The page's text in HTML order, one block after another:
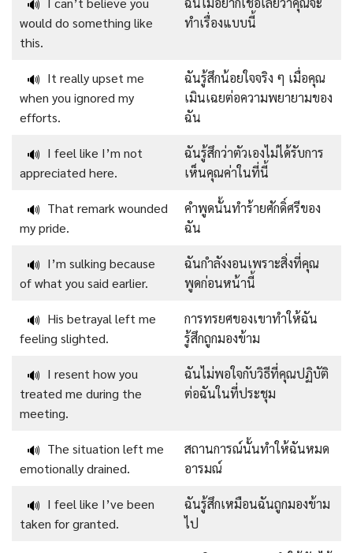
🔊
would do something like
this.
ทำเรื่องแบบนี้
🔊 It really upset me
when you ignored my
efforts.
ฉันรู้สึกน้อยใจจริง ๆ เมื่อคุณ
เมินเฉยต่อความพยายามของ
ฉัน
🔊 I feel like I’m not
appreciated here.
ฉันรู้สึกว่าตัวเองไม่ได้รับการ
เห็นคุณค่าในที่นี้
🔊 That remark wounded
my pride.
คำพูดนั้นทำร้ายศักดิ์ศรีของ
ฉัน
🔊 I’m sulking because
of what you said earlier.
ฉันกำลังงอนเพราะสิ่งที่คุณ
พูดก่อนหน้านี้
🔊 His betrayal left me
feeling slighted.
การทรยศของเขาทำให้ฉัน
รู้สึกถูกมองข้าม
🔊 I resent how you
treated me during the
meeting.
ฉันไม่พอใจกับวิธีที่คุณปฏิบัติ
ต่อฉันในที่ประชุม
🔊 The situation left me
emotionally drained.
สถานการณ์นั้นทำให้ฉันหมด
อารมณ์
🔊 I feel like I’ve been
taken for granted.
ฉันรู้สึกเหมือนฉันถูกมองข้าม
ไป